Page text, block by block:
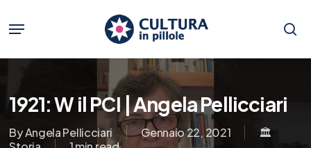
main
content
Menu
1921: W il PCI | Angela Pellicciari
ByAngela Pellicciari Gennaio 22, 2021
🏛️